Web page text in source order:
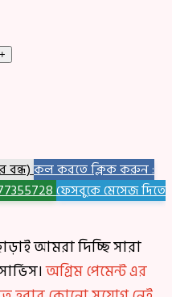
+
বন্ধ)কল করতে ক্লিক করুন :
ফেসবুকে মেসেজ দিতে
আমরা দিচ্ছি সারা
অগ্রিম পেমেন্ট এর